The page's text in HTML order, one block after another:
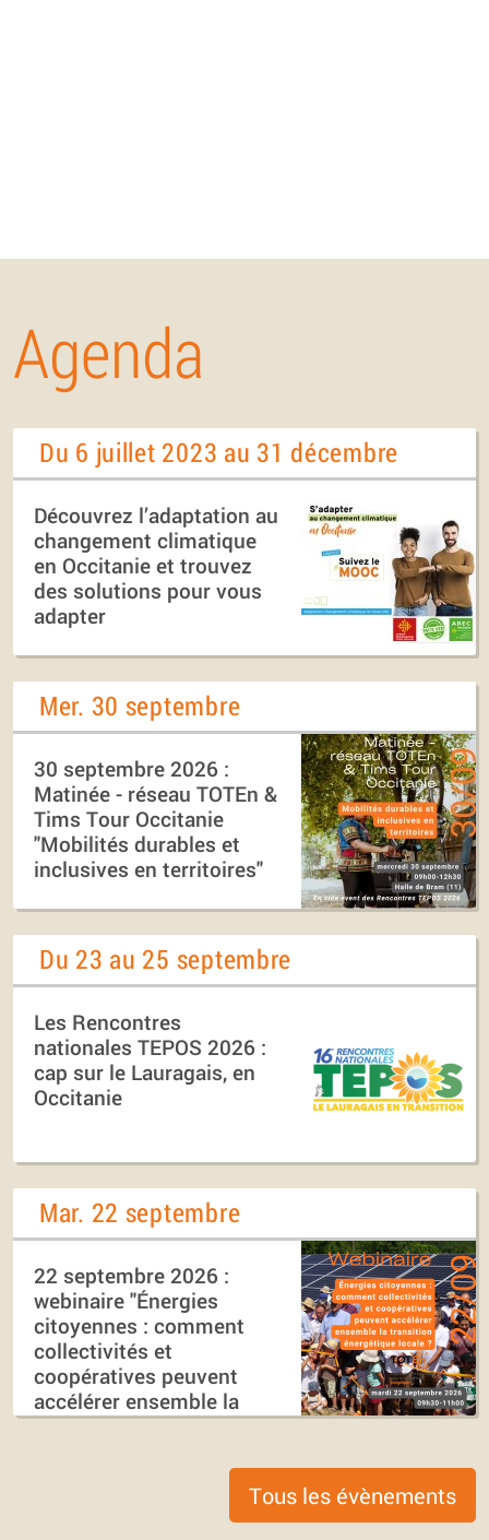
Agenda
Du 6 juillet 2023 au 31 décembre
Découvrez l’adaptation au
changement climatique
en Occitanie et trouvez
des solutions pour vous
adapter
Mer. 30 septembre
30 septembre 2026 :
Matinée - réseau TOTEn &
Tims Tour Occitanie
"Mobilités durables et
inclusives en territoires"
Du 23 au 25 septembre
Les Rencontres
nationales TEPOS 2026 :
cap sur le Lauragais, en
Occitanie
Mar. 22 septembre
22 septembre 2026 :
webinaire "Énergies
citoyennes : comment
collectivités et
coopératives peuvent
accélérer ensemble la
transition énergétique
Tous les évènements